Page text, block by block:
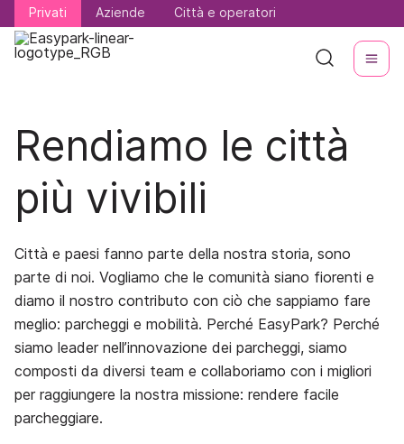
Privati Aziende Città e operatori
Privati Aziende Città e operatori
Rendiamo le città
più vivibili
Città e paesi fanno parte della nostra storia, sono
parte di noi. Vogliamo che le comunità siano fiorenti e
diamo il nostro contributo con ciò che sappiamo fare
meglio: parcheggi e mobilità. Perché EasyPark? Perché
siamo leader nell’innovazione dei parcheggi, siamo
composti da diversi team e collaboriamo con i migliori
per raggiungere la nostra missione: rendere facile
parcheggiare.